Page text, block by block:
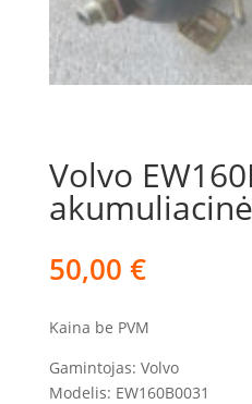
Volvo
50,00 €
Kaina be PVM
Gamintojas: Volvo
Modelis: EW160B0031